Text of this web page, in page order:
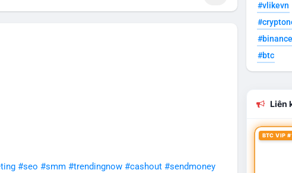
#seo #smm #trendingnow #cashout #sendmoney
#vlikevn
#btc
Liên
BTC VIP